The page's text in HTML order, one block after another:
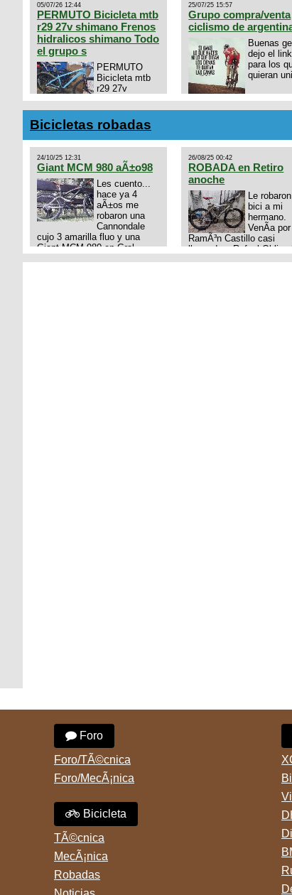
05/07/26 12:44
PERMUTO Bicicleta mtb
r29 27v shimano Frenos
hidralicos shimano Todo
el grupo s
PERMUTO
Bicicleta mtb
r29 27v
shimano
Frenos hidralicos shimano
Todo el grupo shimano Talle
s/m Permuto x pistera o ruta
talle s o m.
25/07/25 15:57
Grupo compra/venta
ciclismo de
Buenas
dejo el link
para los
quieran
https://
mode=ac_t
Bicicletas robadas
24/10/25 12:31
Giant MCM 980 aÃ±o98
Les cuento...
hace ya 4
aÃ±os me
robaron una
Cannondale
cujo 3 amarilla fluo y una
Giant MCM 980 en Gral
26/08/25 00:42
ROBADA en Retiro
anoche
Le
bici a mi
hermano.
VenÃ­a por
RamÃ³n Castillo casi
llegando a Rafael
Retiro (zona puerto) a
Foro
Foro/TÃ©cnica
Foro/MecÃ¡nica
Bicicleta
TÃ©cnica
MecÃ¡nica
Robadas